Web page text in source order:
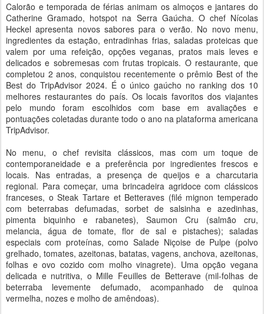
Calorão e temporada de férias animam os almoços e jantares do
Catherine Gramado, hotspot na Serra Gaúcha. O chef Nícolas
Heckel apresenta novos sabores para o verão. No novo menu,
ingredientes da estação, entradinhas frias, saladas proteicas que
valem por uma refeição, opções veganas, pratos mais leves e
delicados e sobremesas com frutas tropicais. O restaurante, que
completou 2 anos, conquistou recentemente o prêmio Best of the
Best do TripAdvisor 2024. É o único gaúcho no ranking dos 10
melhores restaurantes do país. Os locais favoritos dos viajantes
pelo mundo foram escolhidos com base em avaliações e
pontuações coletadas durante todo o ano na plataforma americana
TripAdvisor.
No menu, o chef revisita clássicos, mas com um toque de
contemporaneidade e a preferência por ingredientes frescos e
locais. Nas entradas, a presença de queijos e a charcutaria
regional. Para começar, uma brincadeira agridoce com clássicos
franceses, o Steak Tartare et Betteraves (filé mignon temperado
com beterrabas defumadas, sorbet de salsinha e azedinhas,
pimenta biquinho e rabanetes), Saumon Cru (salmão cru,
melancia, água de tomate, flor de sal e pistaches); saladas
especiais com proteínas, como Salade Niçoise de Pulpe (polvo
grelhado, tomates, azeitonas, batatas, vagens, anchova, azeitonas,
folhas e ovo cozido com molho vinagrete). Uma opção vegana
delicada e nutritiva, o Mille Feuilles de Betterave (mil-folhas de
beterraba levemente defumado, acompanhado de quinoa
vermelha, nozes e molho de amêndoas).